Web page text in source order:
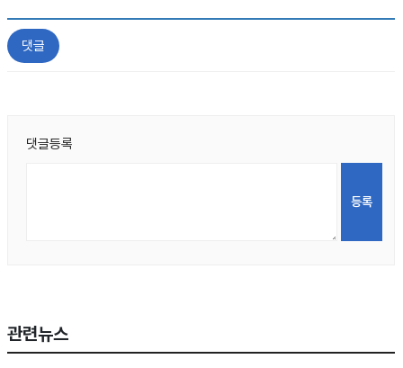
댓글
댓글등록
관련뉴스